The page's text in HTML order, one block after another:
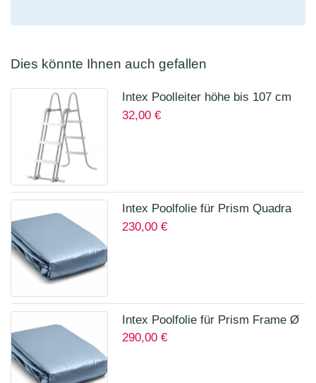
Dies könnte Ihnen auch gefallen
Intex Poolleiter höhe bis 107 cm
28075
32,00 €
Intex Poolfolie für Prism Quadra
400 x 200 x 100 cm 12135A
230,00 €
Intex Poolfolie für Prism Frame Ø
457 x 122 cm Art.12457A
290,00 €